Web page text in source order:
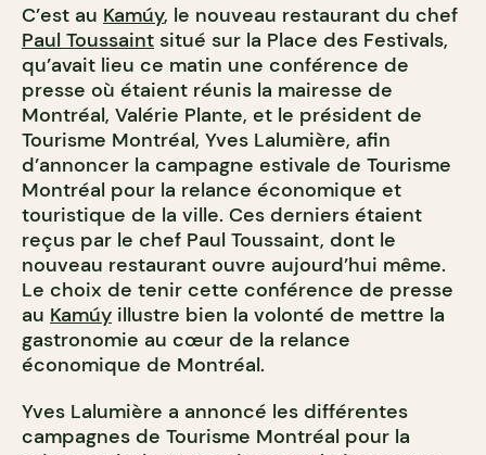
C’est au Kamúy, le nouveau restaurant du chef
Paul Toussaint situé sur la Place des Festivals,
qu’avait lieu ce matin une conférence de
presse où étaient réunis la mairesse de
Montréal, Valérie Plante, et le président de
Tourisme Montréal, Yves Lalumière, afin
d’annoncer la campagne estivale de Tourisme
Montréal pour la relance économique et
touristique de la ville. Ces derniers étaient
reçus par le chef Paul Toussaint, dont le
nouveau restaurant ouvre aujourd’hui même.
Le choix de tenir cette conférence de presse
au Kamúy illustre bien la volonté de mettre la
gastronomie au cœur de la relance
économique de Montréal.
Yves Lalumière a annoncé les différentes
campagnes de Tourisme Montréal pour la